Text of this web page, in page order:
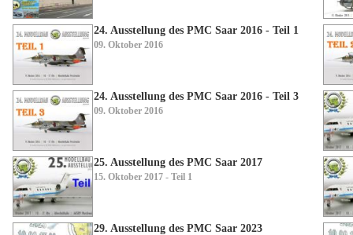
24. Ausstellung des PMC Saar 2016 - Teil 1
09. Oktober 2016
24. Ausstellung des PMC Saar 2016 - Teil 3
09. Oktober 2016
25. Ausstellung des PMC Saar 2017
15. Oktober 2017 - Teil 1
29. Ausstellung des PMC Saar 2023